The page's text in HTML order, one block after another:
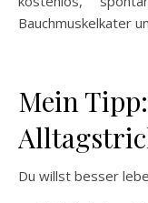
Bauchmuskelkater
Mein
Du willst besser